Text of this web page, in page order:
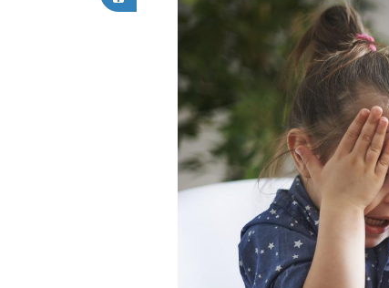
Comment éviter une otite
pendant les vacances ?
Hantavirus : un cas
détecté chez un touriste
en France